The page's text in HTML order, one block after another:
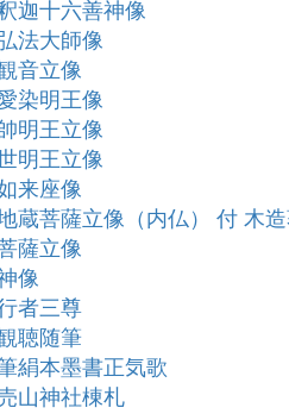
迦十六善神像
法大師像
音立像
染明王像
明王立像
明王立像
来座像
蔵菩薩立像（内仏） 付 木
薩立像
像
者三尊
聴随筆
絹本墨書正気歌
山神社棟札